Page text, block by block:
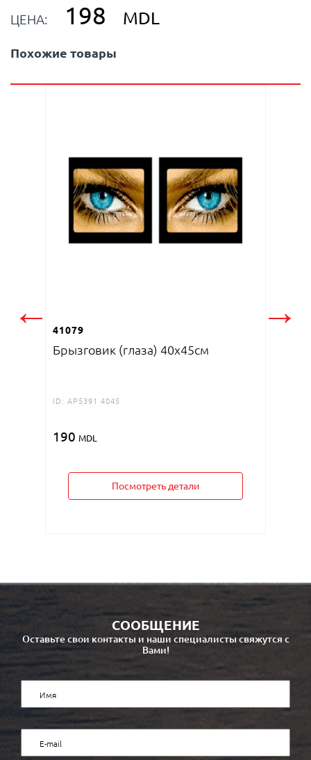
ЦЕНА: 198 MDL
Похожие товары
← 41079
Брызговик (глаза) 40x45см
ID: AP5391 4045
190 MDL
Посмотреть детали
→
СООБЩЕНИЕ
Оставьте свои контакты и наши специалисты свяжутся с
Вами!